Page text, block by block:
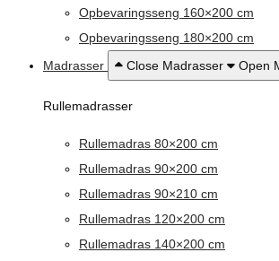
Opbevaringsseng 160×200 cm
Opbevaringsseng 180×200 cm
Madrasser
Close Madrasser Open
Rullemadrasser
Rullemadras 80×200 cm
Rullemadras 90×200 cm
Rullemadras 90×210 cm
Rullemadras 120×200 cm
Rullemadras 140×200 cm